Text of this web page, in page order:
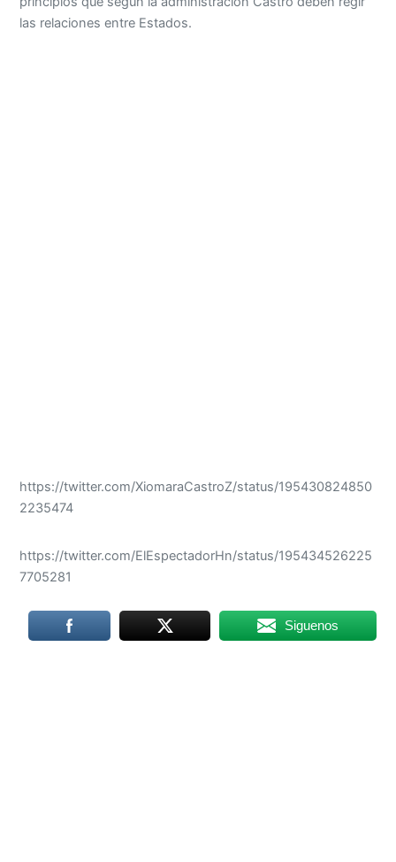
las relaciones entre Estados.
https://twitter.com/XiomaraCastroZ/status/195430824850
2235474
https://twitter.com/ElEspectadorHn/status/195434526225
7705281
Siguenos